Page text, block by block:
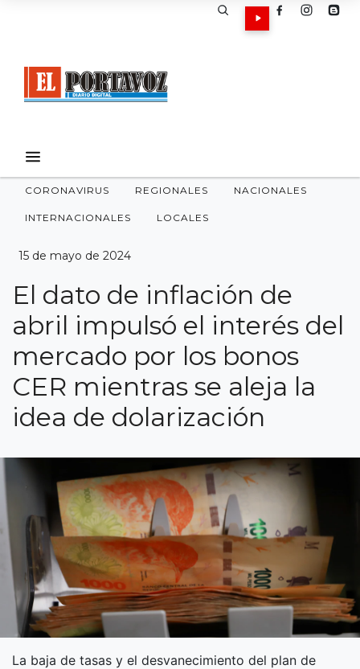
CORONAVIRUS REGIONALES NACIONALES
INTERNACIONALES LOCALES
15 de mayo de 2024
El dato de inflación de
abril impulsó el interés del
mercado por los bonos
CER mientras se aleja la
idea de dolarización
La baja de tasas y el desvanecimiento del plan de